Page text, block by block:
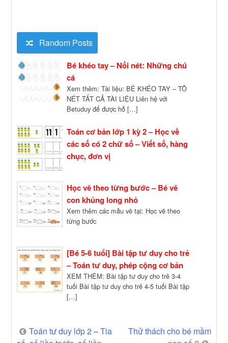
Random Posts
Bé khéo tay – Nối nét: Những chú
cá
Xem thêm: Tài liệu: BÉ KHÉO TAY – TÔ
NÉT TẤT CẢ TÀI LIỆU Liên hệ với
Betuduy để được hỗ […]
Toán cơ bản lớp 1 kỳ 2 – Học về
các số có 2 chữ số – Viết số, hàng
chục, đơn vị
Học vẽ theo từng bước – Bé vẽ
con khủng long nhỏ
Xem thêm các mẫu vẽ tại: Học vẽ theo
từng bước
[Bé 5-6 tuổi] Bài tập tư duy cho trẻ
– Toán tư duy, phép cộng cơ bản
XEM THÊM: Bài tập tư duy cho trẻ 3-4
tuổi Bài tập tư duy cho trẻ 4-5 tuổi Bài tập
[…]
Post
Toán tư duy lớp 2 – Tia
Thử thách cho bé mầm